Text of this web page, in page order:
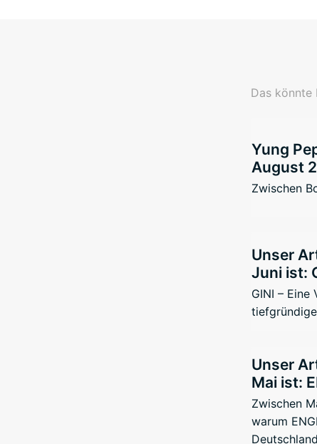
Das könnte
Yung
August
Zwischen
Unser
Juni ist:
GINI – Eine
Unser
Mai ist:
Zwischen
warum